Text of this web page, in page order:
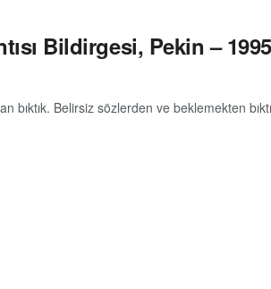
Bildirgesi, Pekin –
bıktık. Belirsiz sözlerden ve beklemekten